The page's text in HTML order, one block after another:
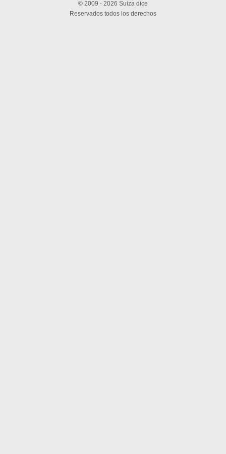
© 2009 - 2026 Suiza dice
Reservados todos los derechos